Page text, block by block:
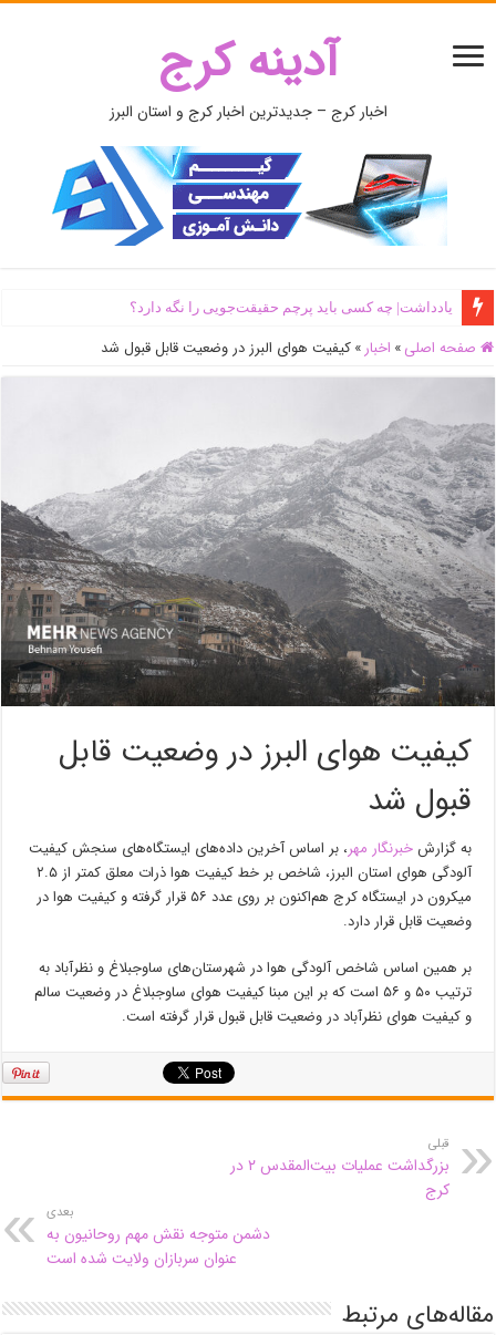
آدینه کرج
اخبار کرج – جدیدترین اخبار کرج و استان البرز
یادداشت| ‌چه کسی باید پرچم حقیقت‌جویی را نگه دارد؟
صفحه اصلی » اخبار » کیفیت هوای البرز در وضعیت قابل قبول شد
کیفیت هوای البرز در وضعیت قابل
قبول شد
به گزارش خبرنگار مهر، بر اساس آخرین داده‌های ایستگاه‌های سنجش کیفیت
آلودگی هوای استان البرز، شاخص بر خط کیفیت هوا ذرات معلق کمتر از ۲.۵
میکرون در ایستگاه کرج هم‌اکنون بر روی عدد ۵۶ قرار گرفته و کیفیت هوا در
وضعیت قابل قرار دارد.
بر همین اساس شاخص آلودگی هوا در شهرستان‌های ساوجبلاغ و نظرآباد به
ترتیب ۵۰ و ۵۶ است که بر این مبنا کیفیت هوای ساوجبلاغ در وضعیت سالم
و کیفیت هوای نظرآباد در وضعیت قابل قبول قرار گرفته است.
قبلی
بزرگداشت عملیات بیت‌المقدس ۲ در
کرج
بعدی
دشمن متوجه نقش مهم روحانیون به
عنوان سربازان ولایت شده است
مقاله‌های مرتبط